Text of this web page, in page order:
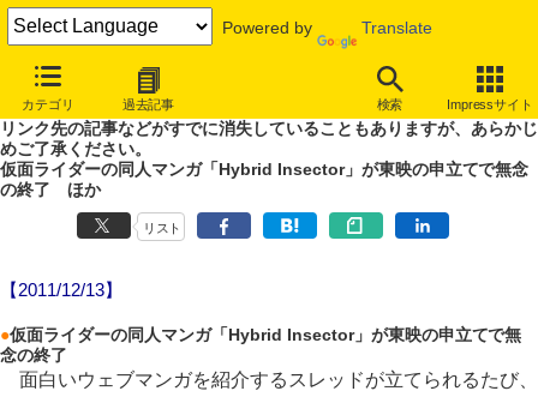
Powered by Translate
カテゴリ 過去記事 検索 Impressサイト
やじうまWatch
噂あり、未確認情報ありのやじうまWatch。
リンク先の記事などがすでに消失していることもありますが、あらかじ
めご了承ください。
仮面ライダーの同人マンガ「Hybrid Insector」が東映の申立てで無念
の終了 ほか
リスト
【2011/12/13】
●仮面ライダーの同人マンガ「Hybrid Insector」が東映の申立てで無
念の終了
面白いウェブマンガを紹介するスレッドが立てられるたび、